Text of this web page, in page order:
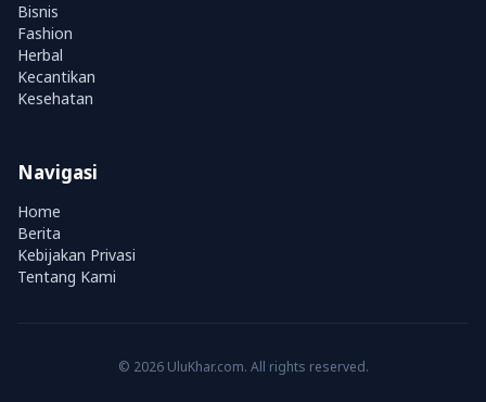
Bisnis
Fashion
Herbal
Kecantikan
Kesehatan
Navigasi
Home
Berita
Kebijakan Privasi
Tentang Kami
© 2026 UluKhar.com. All rights reserved.